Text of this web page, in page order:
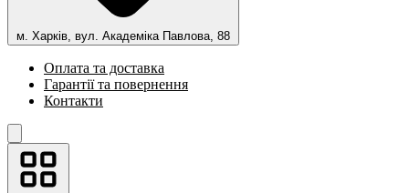
м. Харків, вул. Академіка Павлова, 88
Оплата та доставка
Гарантії та повернення
Контакти